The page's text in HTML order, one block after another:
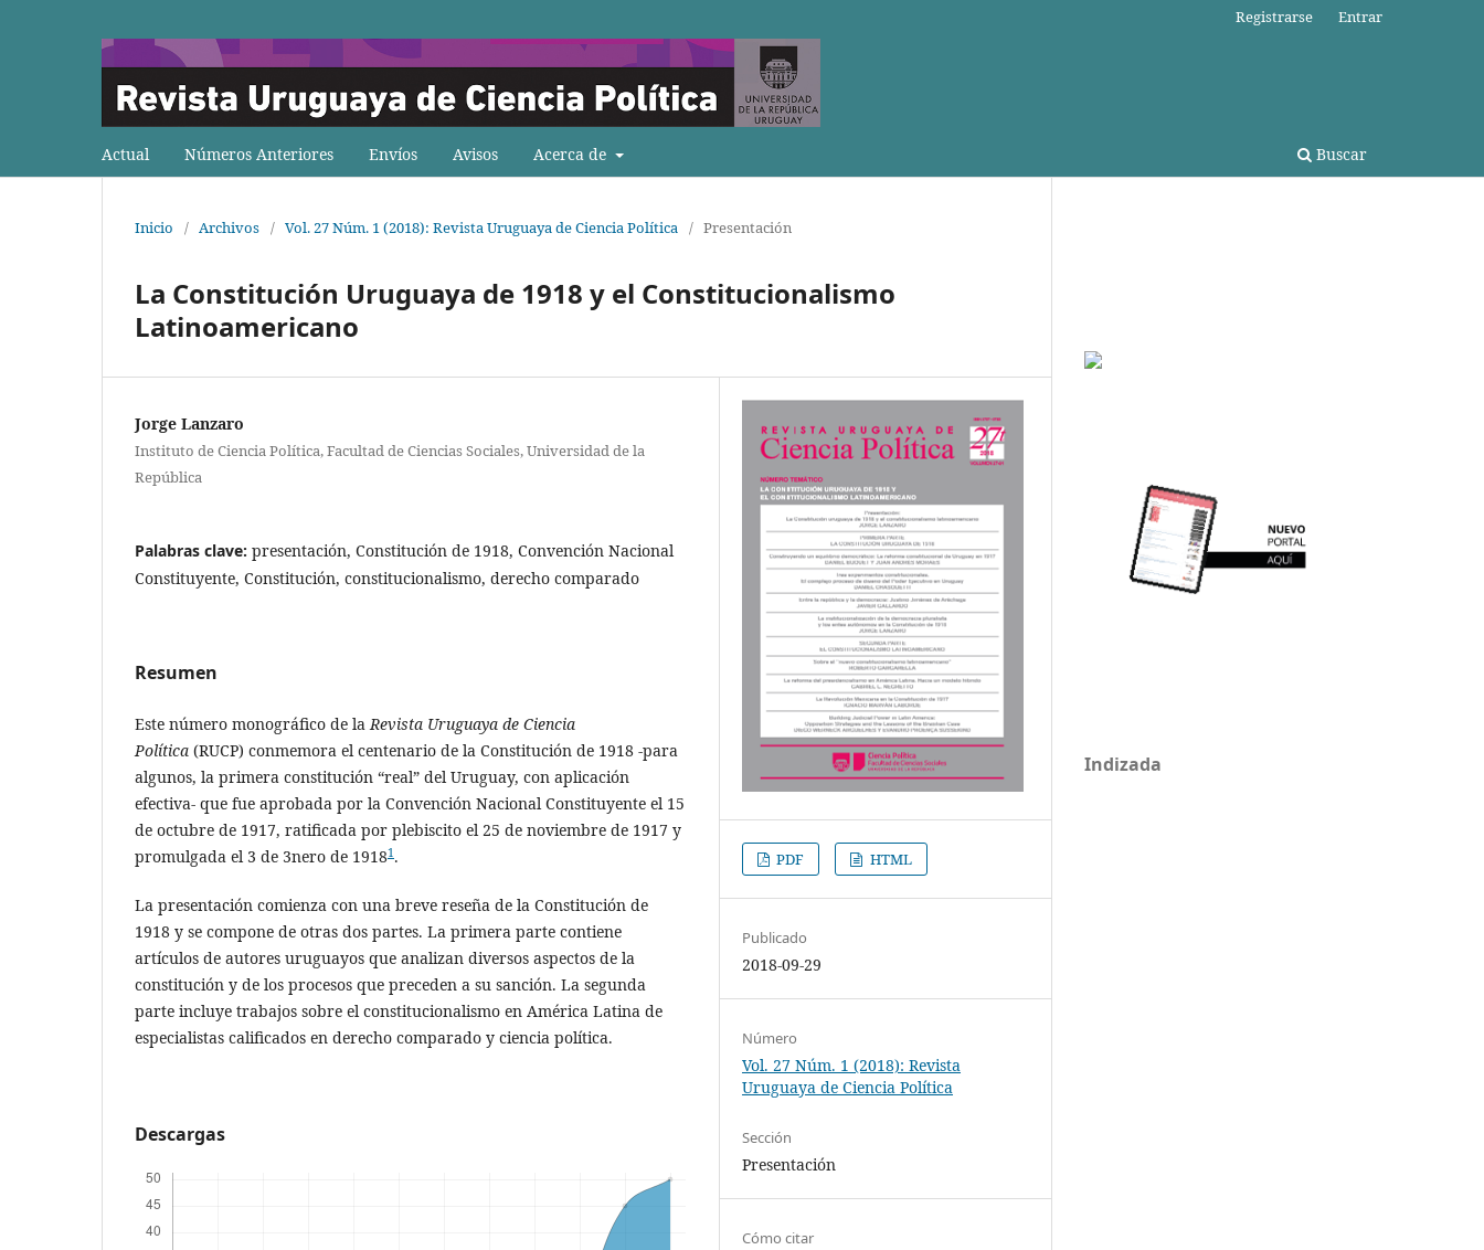
Actual Números Anteriores Envíos Avisos Acerca de Buscar
Registrarse Entrar
Inicio / Archivos / Vol. 27 Núm. 1 (2018): Revista Uruguaya de Ciencia Política / Presentación
La Constitución Uruguaya de 1918 y el Constitucionalismo
Latinoamericano
Jorge Lanzaro
Instituto de Ciencia Política, Facultad de Ciencias Sociales, Universidad de la
República
Palabras clave: presentación, Constitución de 1918, Convención Nacional
Constituyente, Constitución, constitucionalismo, derecho comparado
Resumen
Este número monográfico de laRevista Uruguaya de Ciencia
Política (RUCP) conmemora el centenario de la Constitución de 1918 -para
algunos, la primera constitución “real” del Uruguay, con aplicación
efectiva- que fue aprobada por la Convención Nacional Constituyente el 15
de octubre de 1917, ratificada por plebiscito el 25 de noviembre de 1917 y
promulgada el 3 de 3nero de 19181 .
La presentación comienza con una breve reseña de la Constitución de
1918 y se compone de otras dos partes. La primera parte contiene
artículos de autores uruguayos que analizan diversos aspectos de la
constitución y de los procesos que preceden a su sanción. La segunda
parte incluye trabajos sobre el constitucionalismo en América Latina de
especialistas calificados en derecho comparado y ciencia política.
Descargas
PDF HTML
Publicado
2018-09-29
Número
Vol. 27 Núm. 1 (2018): Revista
Uruguaya de Ciencia Política
Sección
Presentación
Cómo citar
Indizada